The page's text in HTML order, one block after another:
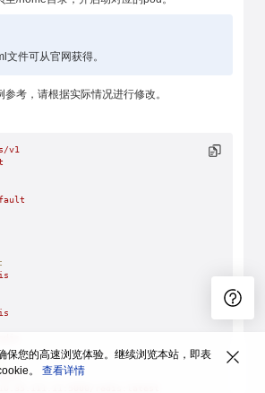
件可从官网获得。
考，请根据实际情况进行修改。
v1
保您的高速浏览体验。继续浏览本站，即表
。 查看详情